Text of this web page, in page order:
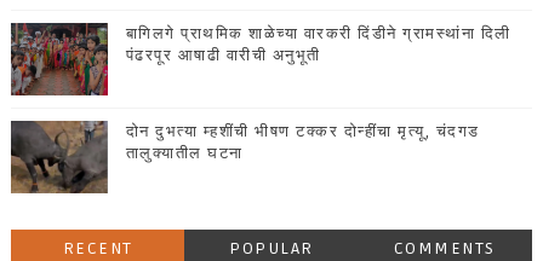
बागिलगे प्राथमिक शाळेच्या वारकरी दिंडीने ग्रामस्थांना दिली
पंढरपूर आषाढी वारीची अनुभूती
दोन दुभत्या म्हशींची भीषण टक्कर दोन्हींचा मृत्यू, चंदगड
तालुक्यातील घटना
RECENT POPULAR COMMENTS